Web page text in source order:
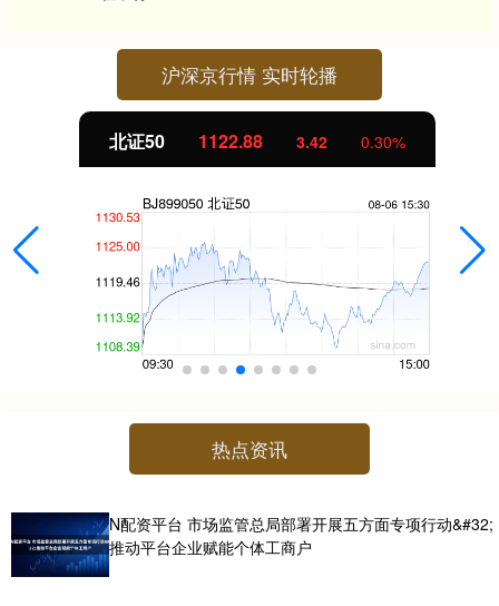
沪深京行情 实时轮播
北证50 1122.88 3.42 0.30%
热点资讯
N配资平台 市场监管总局部署开展五方面专项行动&#32;
推动平台企业赋能个体工商户